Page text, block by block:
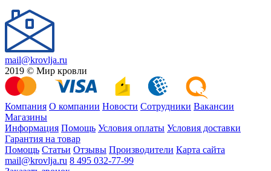
mail@krovlja.ru
2019 © Мир кровли
Компания О компании Новости Сотрудники Вакансии
Магазины
Информация Помощь Условия оплаты Условия доставки
Гарантия на товар
Помощь Статьи Отзывы Производители Карта сайта
mail@krovlja.ru 8 495 032-77-99